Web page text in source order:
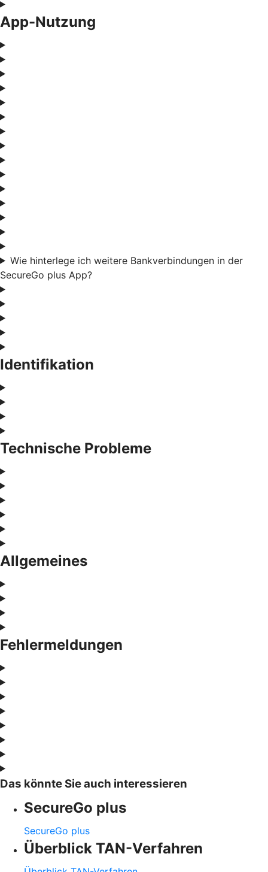
App-Nutzung
Wie hinterlege ich weitere Bankverbindungen in der
SecureGo plus App?
Identifikation
Technische Probleme
Allgemeines
Fehlermeldungen
Das könnte Sie auch interessieren
SecureGo plus
SecureGo plus
Überblick TAN-Verfahren